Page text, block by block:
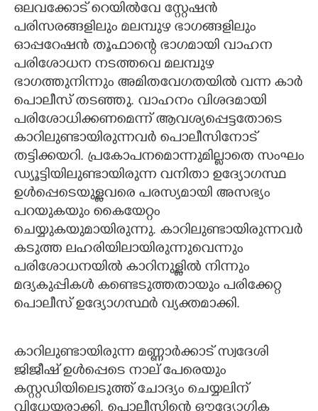
ഒലവക്കോട് റെയിൽവേ സ്റ്റേഷൻ
പരിസരങ്ങളിലും മലമ്പുഴ ഭാഗങ്ങളിലും
ഓപ്പറേഷൻ തൂഫാന്റെ ഭാഗമായി വാഹന
പരിശോധന നടത്തവെ മലമ്പുഴ
ഭാഗത്തുനിന്നും അമിതവേഗതയിൽ വന്ന കാർ
പൊലീസ് തടഞ്ഞു. വാഹനം വിശദമായി
പരിശോധിക്കണമെന്ന് ആവശ്യപ്പെട്ടതോടെ
കാറിലുണ്ടായിരുന്നവർ പൊലീസിനോട്
തട്ടിക്കയറി. പ്രകോപനമൊന്നുമില്ലാതെ സംഘം
ഡ്യൂട്ടിയിലുണ്ടായിരുന്ന വനിതാ ഉദ്യോഗസ്ഥ
ഉൾപ്പെടെയുള്ളവരെ പരസ്യമായി അസഭ്യം
പറയുകയും കൈയേറ്റം
ചെയ്യുകയുമായിരുന്നു. കാറിലുണ്ടായിരുന്നവർ
കടുത്ത ലഹരിയിലായിരുന്നുവെന്നും
പരിശോധനയിൽ കാറിനുള്ളിൽ നിന്നും
മദ്യകുപ്പികൾ കണ്ടെടുത്തതായും പരിക്കേറ്റ
പൊലീസ് ഉദ്യോഗസ്ഥർ വ്യക്തമാക്കി.
കാറിലുണ്ടായിരുന്ന മണ്ണാർക്കാട് സ്വദേശി
ജിജീഷ് ഉൾപ്പെടെ നാല് പേരെയും
കസ്റ്റഡിയിലെടുത്ത് ചോദ്യം ചെയ്യലിന്